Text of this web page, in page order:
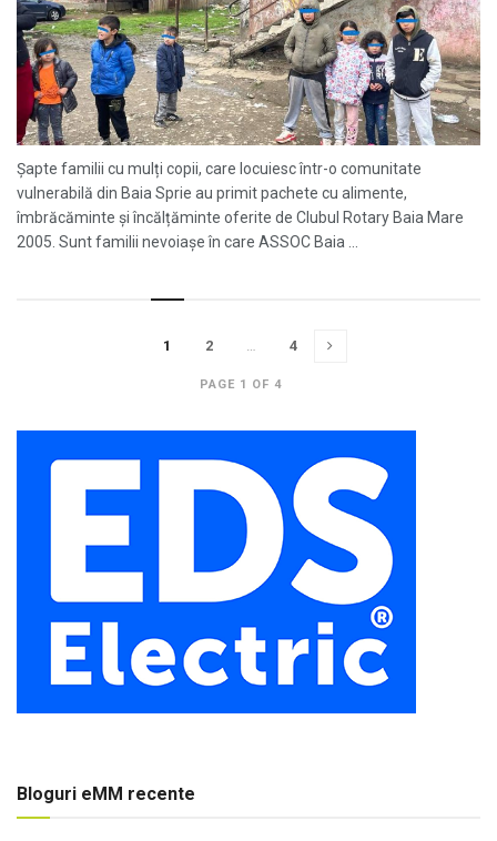
Șapte familii cu mulți copii, care locuiesc într-o comunitate
vulnerabilă din Baia Sprie au primit pachete cu alimente,
îmbrăcăminte și încălțăminte oferite de Clubul Rotary Baia Mare
2005. Sunt familii nevoiașe în care ASSOC Baia ...
PAGE 1 OF 4
1 2 … 4
Bloguri eMM recente